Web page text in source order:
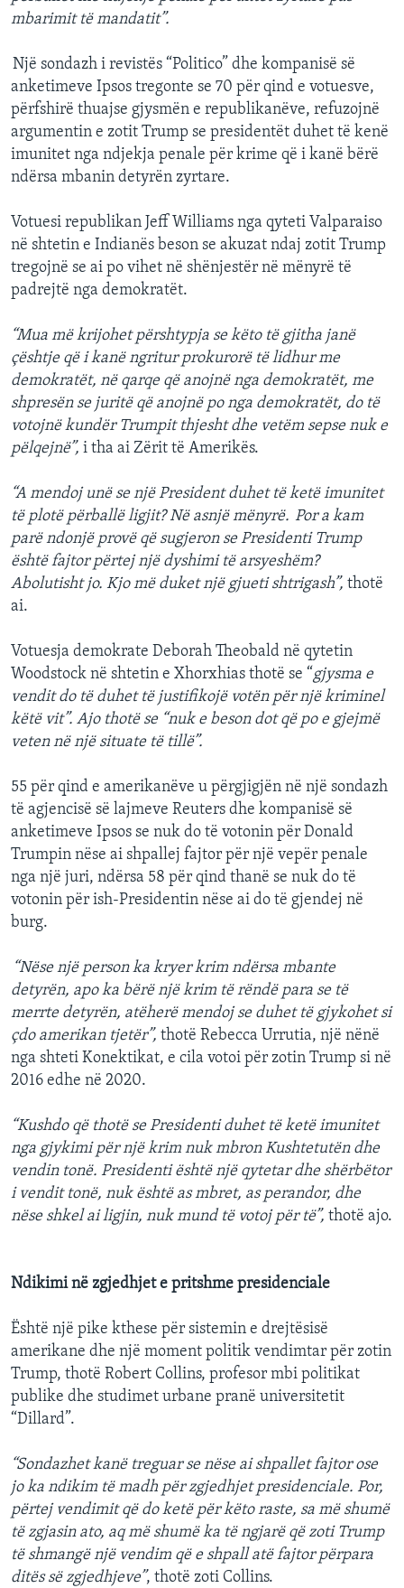
mbarimit të mandatit”.
Një sondazh i revistës “Politico” dhe kompanisë së
anketimeve Ipsos tregonte se 70 për qind e votuesve,
përfshirë thuajse gjysmën e republikanëve, refuzojnë
argumentin e zotit Trump se presidentët duhet të kenë
imunitet nga ndjekja penale për krime që i kanë bërë
ndërsa mbanin detyrën zyrtare.
Votuesi republikan Jeff Williams nga qyteti Valparaiso
në shtetin e Indianës beson se akuzat ndaj zotit Trump
tregojnë se ai po vihet në shënjestër në mënyrë të
padrejtë nga demokratët.
“Mua më krijohet përshtypja se këto të gjitha janë
çështje që i kanë ngritur prokurorë të lidhur me
demokratët, në qarqe që anojnë nga demokratët, me
shpresën se juritë që anojnë po nga demokratët, do të
votojnë kundër Trumpit thjesht dhe vetëm sepse nuk e
pëlqejnë”, i tha ai Zërit të Amerikës.
“A mendoj unë se një President duhet të ketë imunitet
të plotë përballë ligjit? Në asnjë mënyrë. Por a kam
parë ndonjë provë që sugjeron se Presidenti Trump
është fajtor përtej një dyshimi të arsyeshëm?
Abolutisht jo. Kjo më duket një gjueti shtrigash”, thotë
ai.
Votuesja demokrate Deborah Theobald në qytetin
Woodstock në shtetin e Xhorxhias thotë se “gjysma e
vendit do të duhet të justifikojë votën për një kriminel
këtë vit”. Ajo thotë se “nuk e beson dot që po e gjejmë
veten në një situate të tillë”.
55 për qind e amerikanëve u përgjigjën në një sondazh
të agjencisë së lajmeve Reuters dhe kompanisë së
anketimeve Ipsos se nuk do të votonin për Donald
Trumpin nëse ai shpallej fajtor për një vepër penale
nga një juri, ndërsa 58 për qind thanë se nuk do të
votonin për ish-Presidentin nëse ai do të gjendej në
burg.
“Nëse një person ka kryer krim ndërsa mbante
detyrën, apo ka bërë një krim të rëndë para se të
merrte detyrën, atëherë mendoj se duhet të gjykohet si
çdo amerikan tjetër”, thotë Rebecca Urrutia, një nënë
nga shteti Konektikat, e cila votoi për zotin Trump si në
2016 edhe në 2020.
“Kushdo që thotë se Presidenti duhet të ketë imunitet
nga gjykimi për një krim nuk mbron Kushtetutën dhe
vendin tonë. Presidenti është një qytetar dhe shërbëtor
i vendit tonë, nuk është as mbret, as perandor, dhe
nëse shkel ai ligjin, nuk mund të votoj për të”, thotë ajo.
Ndikimi në zgjedhjet e pritshme presidenciale
Është një pike kthese për sistemin e drejtësisë
amerikane dhe një moment politik vendimtar për zotin
Trump, thotë Robert Collins, profesor mbi politikat
publike dhe studimet urbane pranë universitetit
“Dillard”.
“Sondazhet kanë treguar se nëse ai shpallet fajtor ose
jo ka ndikim të madh për zgjedhjet presidenciale. Por,
përtej vendimit që do ketë për këto raste, sa më shumë
të zgjasin ato, aq më shumë ka të ngjarë që zoti Trump
të shmangë një vendim që e shpall atë fajtor përpara
ditës së zgjedhjeve”, thotë zoti Collins.